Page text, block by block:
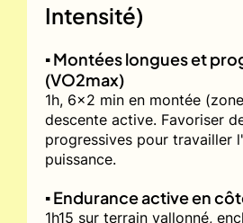
Intensité)
▪️ Montées longues et
(VO2max)
1h, 6x2 min en montée
descente active. Favoriser
progressives pour travailler
puissance.
▪️ Endurance active en
1h15 sur terrain vallonné,